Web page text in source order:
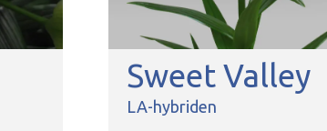
Sweet Valley
LA-hybriden